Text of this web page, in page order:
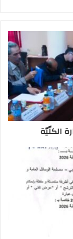
الكلّيّة